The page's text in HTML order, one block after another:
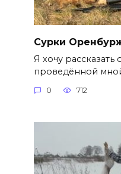
Сурки
Я хочу рассказать
проведённой
0 712